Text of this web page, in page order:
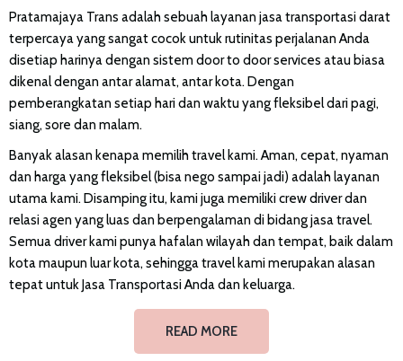
Pratamajaya Trans adalah sebuah layanan jasa transportasi darat
terpercaya yang sangat cocok untuk rutinitas perjalanan Anda
disetiap harinya dengan sistem door to door services atau biasa
dikenal dengan antar alamat, antar kota. Dengan
pemberangkatan setiap hari dan waktu yang fleksibel dari pagi,
siang, sore dan malam.
Banyak alasan kenapa memilih travel kami. Aman, cepat, nyaman
dan harga yang fleksibel (bisa nego sampai jadi) adalah layanan
utama kami. Disamping itu, kami juga memiliki crew driver dan
relasi agen yang luas dan berpengalaman di bidang jasa travel.
Semua driver kami punya hafalan wilayah dan tempat, baik dalam
kota maupun luar kota, sehingga travel kami merupakan alasan
tepat untuk Jasa Transportasi Anda dan keluarga.
READ MORE